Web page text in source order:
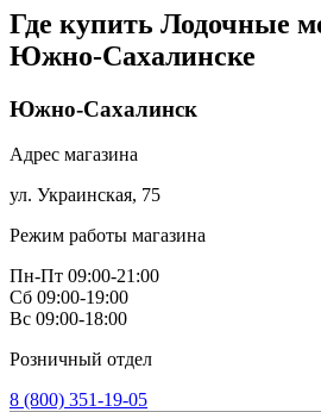
Где купить Лодочные
Южно-Сахалинске
Южно-Сахалинск
Адрес магазина
ул. Украинская, 75
Режим работы магазина
Пн-Пт 09:00-21:00
Сб 09:00-19:00
Вс 09:00-18:00
Розничный отдел
8 (800) 351-19-05